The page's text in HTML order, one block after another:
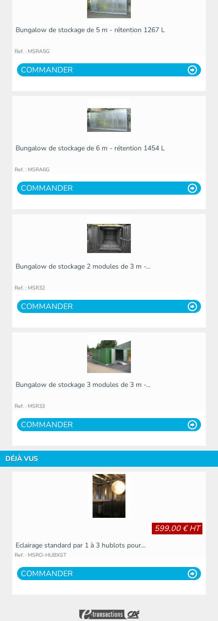
Bungalow de stockage de 5 m - rétention 1267 L
Ref. : MSRA5G
COMMANDER
Bungalow de stockage de 6 m - rétention 1454 L
Ref. : MSRA6G
COMMANDER
Bungalow de stockage 2 modules de 3 m -...
Ref. : MSR32
COMMANDER
Bungalow de stockage 3 modules de 3 m -...
Ref. : MSR33
COMMANDER
DÉJÀ VUS
599,00 € HT
Eclairage standard par 1 à 3 hublots pour...
Ref. : MSRO-HUBXST
COMMANDER